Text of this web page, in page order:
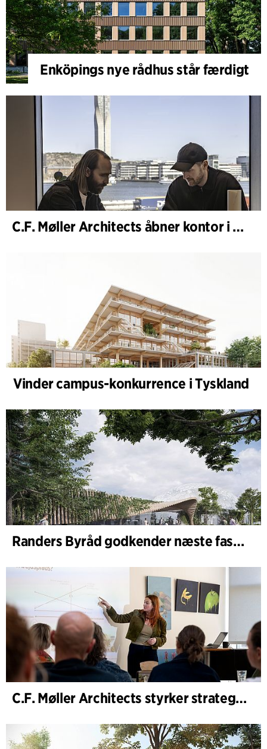
Enköpings nye rådhus står færdigt
C.F. Møller Architects åbner kontor i Göteborg
Vinder campus-konkurrence i Tyskland
Randers Byråd godkender næste fase af udvidelsen af Randers Regnskov
C.F. Møller Architects styrker strategisk rådgivning i de tidlige faser